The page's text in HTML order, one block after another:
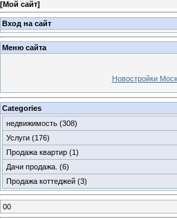
[Мой сайт]
Вход на сайт
Меню сайта
Новостройки
Categories
недвижимость (308)
Услуги (176)
Продажа квартир (1)
Дачи продажа. (6)
Продажа коттеджей (3)
00